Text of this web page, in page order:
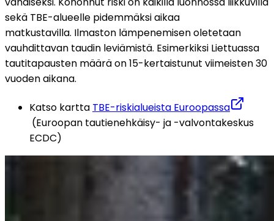
sekä TBE-alueelle pidemmäksi aikaa
matkustavilla. Ilmaston lämpenemisen oletetaan
vauhdittavan taudin leviämistä. Esimerkiksi Liettuassa
tautitapausten määrä on 15-kertaistunut viimeisten 30
vuoden aikana.
Katso kartta TBE-riskialueista Euroopassa
(Euroopan tautienehkäisy- ja -valvontakeskus
ECDC)